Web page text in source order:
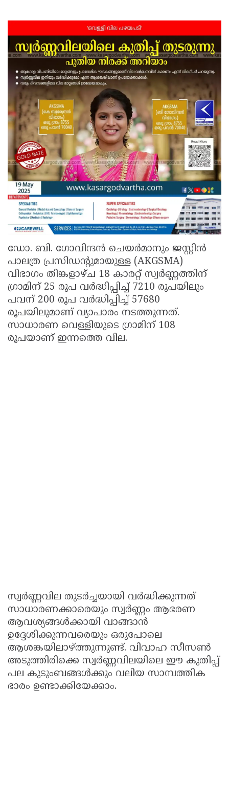
ഡോ. ബി. ഗോവിന്ദൻ ചെയർമാനും ജസ്റ്റിൻ
പാലത്ര പ്രസിഡന്റുമായുള്ള (AKGSMA)
വിഭാഗം തിങ്കളാഴ്ച 18 കാരറ്റ് സ്വർണ്ണത്തിന്
ഗ്രാമിന് 25 രൂപ വർദ്ധിപ്പിച്ച് 7210 രൂപയിലും
പവന് 200 രൂപ വർദ്ധിപ്പിച്ച് 57680
രൂപയിലുമാണ് വ്യാപാരം നടത്തുന്നത്.
സാധാരണ വെള്ളിയുടെ ഗ്രാമിന് 108
രൂപയാണ് ഇന്നത്തെ വില.
സ്വർണ്ണവില തുടർച്ചയായി വർദ്ധിക്കുന്നത്
സാധാരണക്കാരെയും സ്വർണ്ണം ആഭരണ
ആവശ്യങ്ങൾക്കായി വാങ്ങാൻ
ഉദ്ദേശിക്കുന്നവരെയും ഒരുപോലെ
ആശങ്കയിലാഴ്ത്തുന്നുണ്ട്. വിവാഹ സീസൺ
അടുത്തിരിക്കെ സ്വർണ്ണവിലയിലെ ഈ കുതിപ്പ്
പല കുടുംബങ്ങൾക്കും വലിയ സാമ്പത്തിക
ഭാരം ഉണ്ടാക്കിയേക്കാം.